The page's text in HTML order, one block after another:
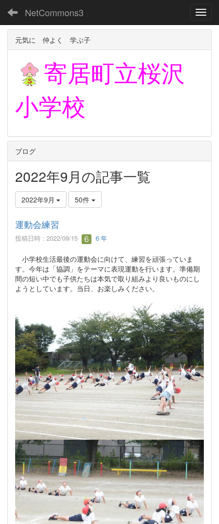
NetCommons3
元気に 仲よく 学ぶ子
寄居町立桜沢
小学校
ブログ
2022年9月の記事一覧
2022年9月 50件
運動会練習
投稿日時 : 2022/09/15 ６年
小学校生活最後の運動会に向けて、練習を頑張っていま
す。今年は「協調」をテーマに表現運動を行います。準備期
間の短い中でも子供たちは本気で取り組みより良いものにし
ようとしています。当日、お楽しみください。